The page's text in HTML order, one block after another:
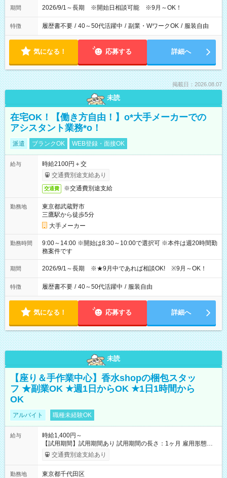
期間 2026/9/1～長期 ※開始日相談可能 ※9月～OK！
特徴 履歴書不要 / 40～50代活躍中 / 副業・WワークOK / 服装自由
気になる！ 応募する 詳細へ
掲載日：2026.08.07
未読
在宅OK！【働き方自由！】o*大手メーカーでの
アシスタント業務*o！
派遣 ブランクOK WEB登録・面接OK
給与
時給2100円＋交
交通費別途支給あり
交通費 ※交通費別途支給
勤務地
東京都武蔵野市
三鷹駅から徒歩5分
大手メーカー
勤務時間
9:00～14:00 ※開始は8:30～10:00で選択可 ※本件は週20時間勤
務案件です
期間 2026/9/1～長期 ※★9月中であれば相談OK! ※9月～OK！
特徴 履歴書不要 / 40～50代活躍中 / 服装自由
気になる！ 応募する 詳細へ
未読
【座り＆手作業中心】香水shopの梱包スタッ
フ ★副業OK ★週1日からOK ★1日1時間から
OK
アルバイト 職種未経験OK
給与
時給1,400円～
【試用期間】試用期間あり 試用期間の長さ：1ヶ月 雇用形態、
給与は本採用時と同じです。
交通費別途支給あり
勤務地
東京都千代田区